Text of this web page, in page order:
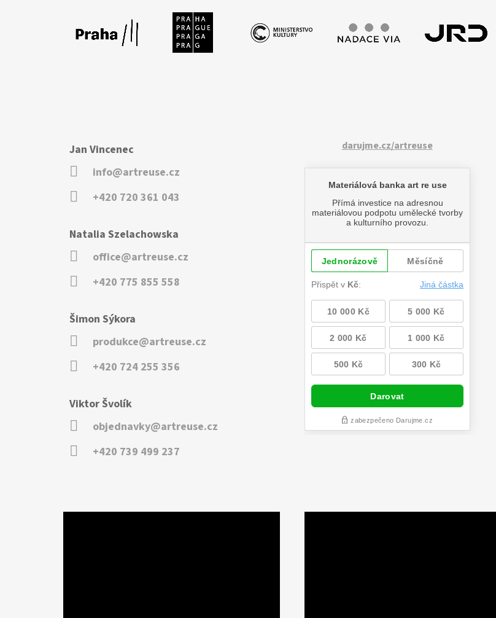
Jan Vincenec
info@artreuse.cz
+420 720 361 043
Natalia Szelachowska
office@artreuse.cz
+420 775 855 558
Šimon Sýkora
produkce@artreuse.cz
+420 724 255 356
Viktor Švolík
objednavky@artreuse.cz
+420 739 499 237
darujme.cz/artreuse